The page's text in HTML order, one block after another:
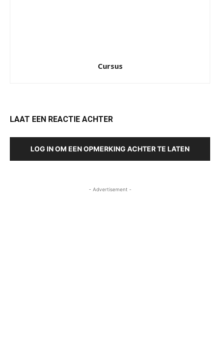
Cursus
LAAT EEN REACTIE ACHTER
LOG IN OM EEN OPMERKING ACHTER TE LATEN
- Advertisement -